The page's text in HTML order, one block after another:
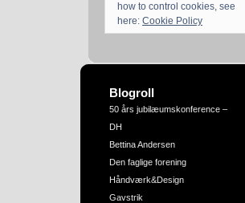
how to control cookies, see
here: Cookie Policy
Blogroll
50 års jubilæumskonference –
DH
Bettina Andersen
Den faglige forening
Håndværk&Design
Gavstrik